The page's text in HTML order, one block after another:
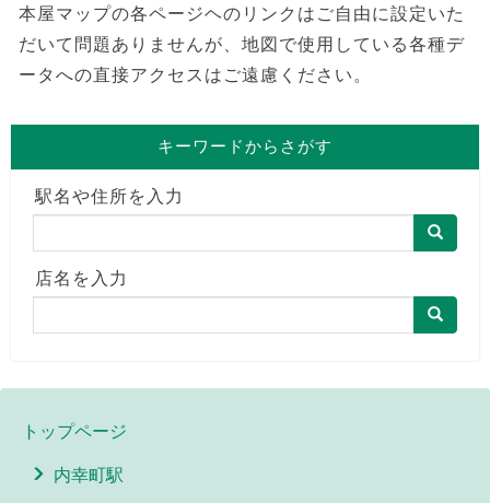
本屋マップの各ページヘのリンクはご自由に設定いた
だいて問題ありませんが、地図で使用している各種デ
ータへの直接アクセスはご遠慮ください。
キーワードからさがす
駅名や住所を入力
店名を入力
トップページ
内幸町駅